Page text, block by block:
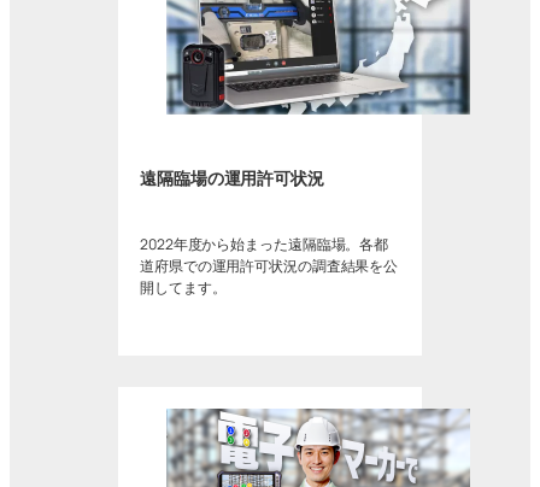
遠隔臨場の運用許可状況
2022年度から始まった遠隔臨場。各都
道府県での運用許可状況の調査結果を公
開してます。